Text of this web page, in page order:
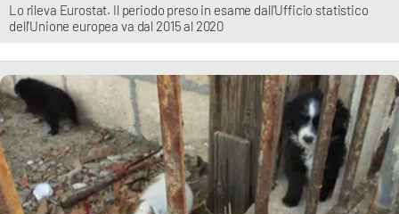
Lo rileva Eurostat. Il periodo preso in esame dall'Ufficio statistico
dell'Unione europea va dal 2015 al 2020